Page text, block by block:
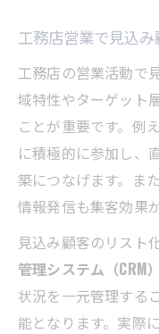
工務店営業で見込
工務店の営業活動で
域特性やターゲット
ことが重要です。例
に積極的に参加し、
築につなげます。ま
情報発信も集客効果
見込み顧客のリスト
管理システム（CRM）
状況を一元管理する
能となります。実際